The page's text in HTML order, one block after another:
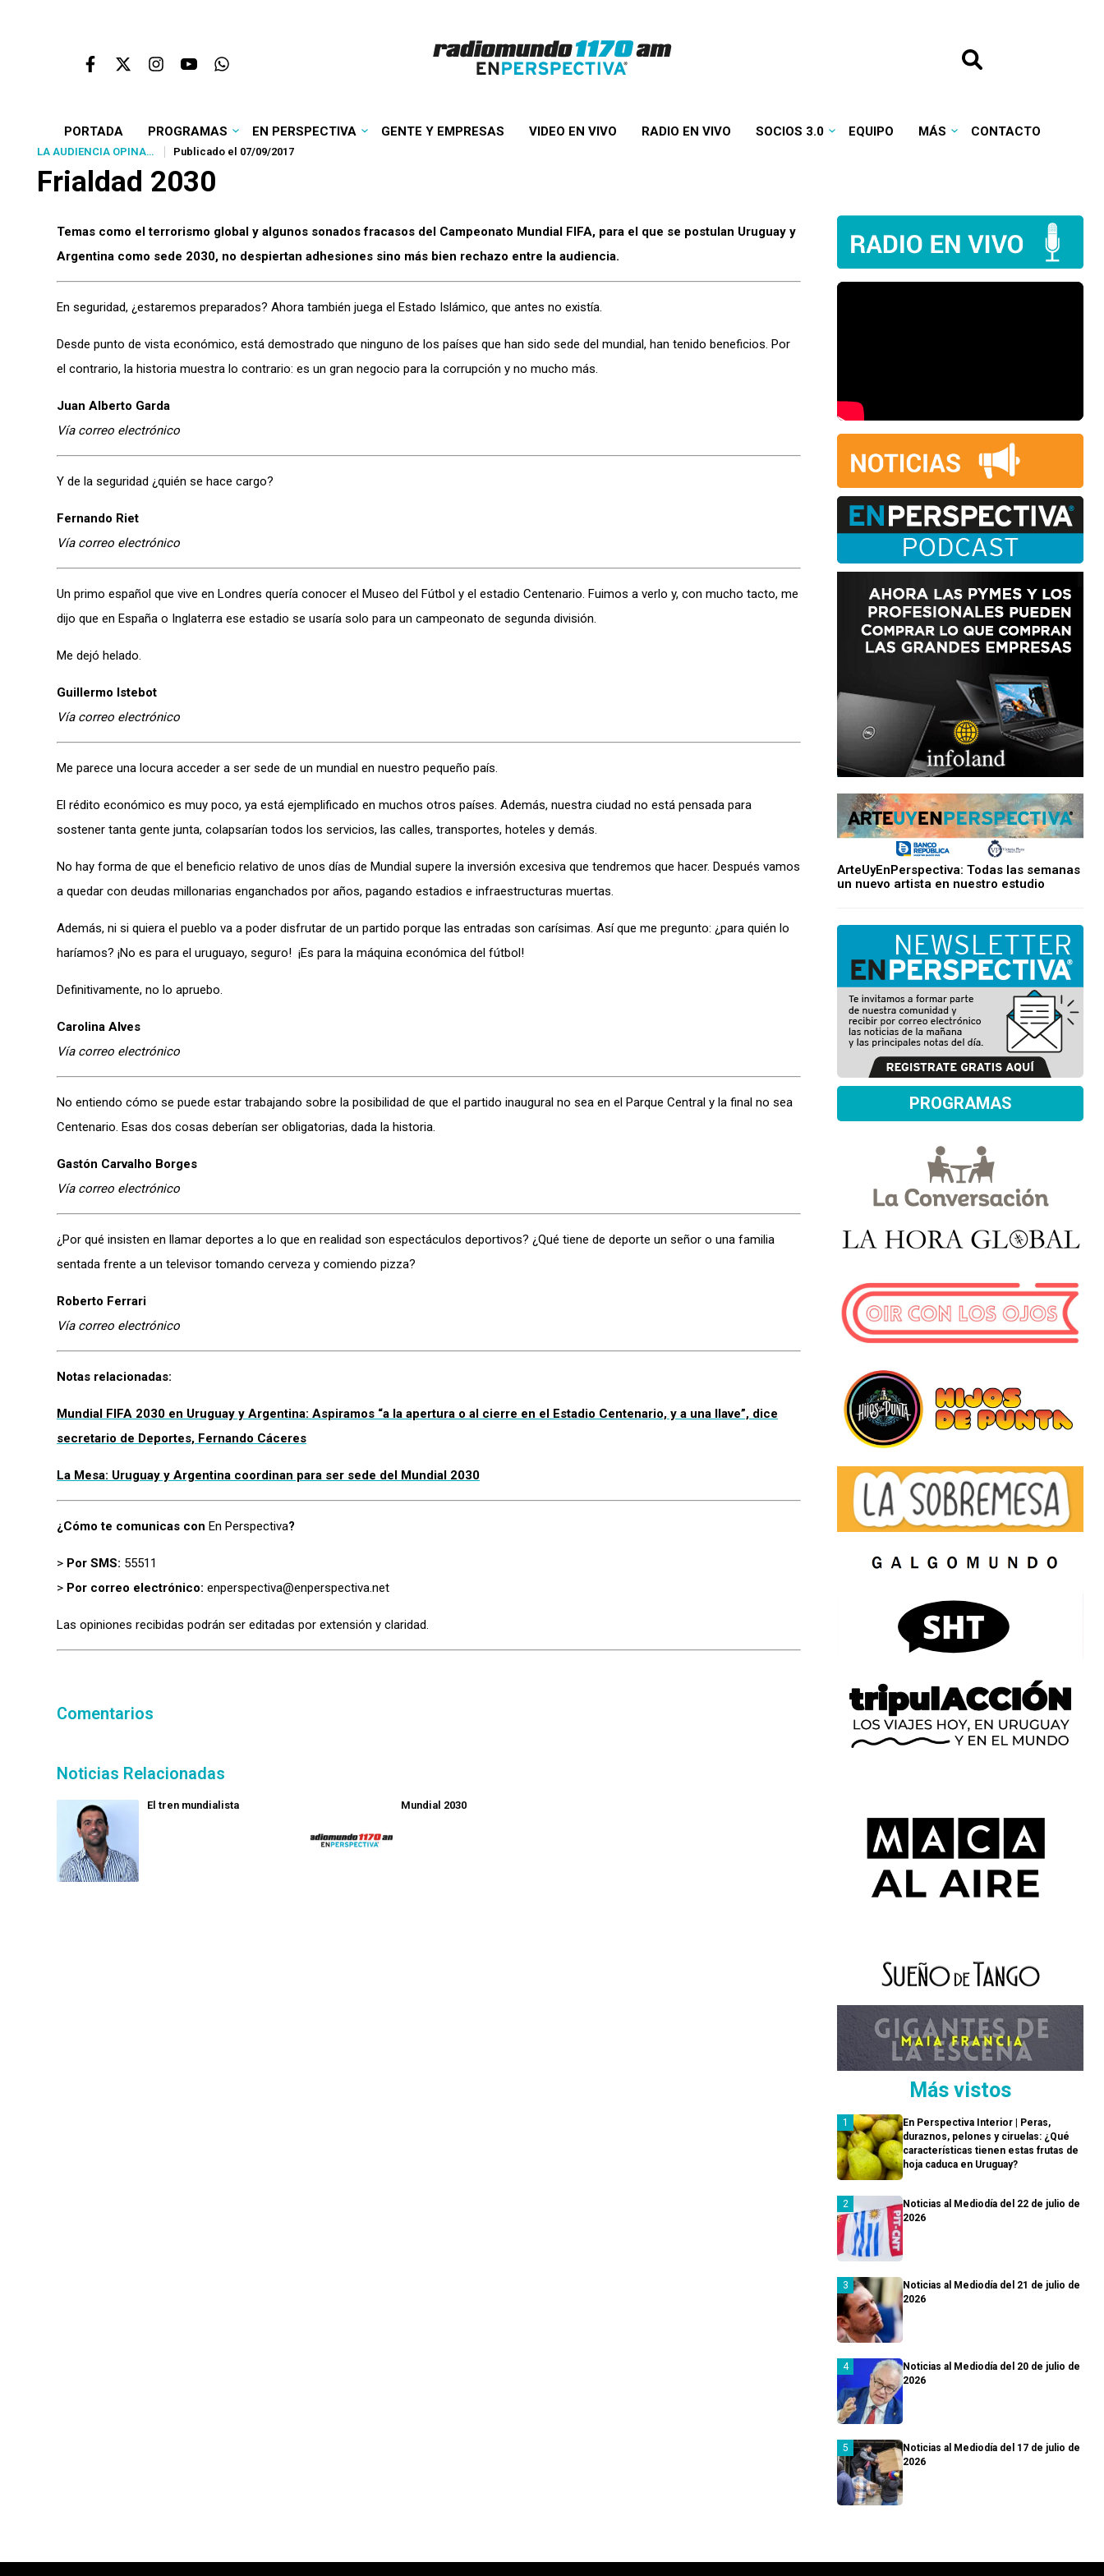
PORTADA PROGRAMAS EN PERSPECTIVA GENTE Y EMPRESAS VIDEO EN VIVO RADIO EN VIVO SOCIOS 3.0 EQUIPO MÁS CONTACTO
LA AUDIENCIA OPINA… Publicado el 07/09/2017
Frialdad 2030
Temas como el terrorismo global y algunos sonados fracasos del Campeonato Mundial FIFA, para el que se postulan Uruguay y
Argentina como sede 2030, no despiertan adhesiones sino más bien rechazo entre la audiencia.
En seguridad, ¿estaremos preparados? Ahora también juega el Estado Islámico, que antes no existía.
Desde punto de vista económico, está demostrado que ninguno de los países que han sido sede del mundial, han tenido beneficios. Por
el contrario, la historia muestra lo contrario: es un gran negocio para la corrupción y no mucho más.
Juan Alberto Garda
Vía correo electrónico
Y de la seguridad ¿quién se hace cargo?
Fernando Riet
Vía correo electrónico
Un primo español que vive en Londres quería conocer el Museo del Fútbol y el estadio Centenario. Fuimos a verlo y, con mucho tacto, me
dijo que en España o Inglaterra ese estadio se usaría solo para un campeonato de segunda división.
Me dejó helado.
Guillermo Istebot
Vía correo electrónico
Me parece una locura acceder a ser sede de un mundial en nuestro pequeño país.
El rédito económico es muy poco, ya está ejemplificado en muchos otros países. Además, nuestra ciudad no está pensada para
sostener tanta gente junta, colapsarían todos los servicios, las calles, transportes, hoteles y demás.
No hay forma de que el beneficio relativo de unos días de Mundial supere la inversión excesiva que tendremos que hacer. Después vamos
a quedar con deudas millonarias enganchados por años, pagando estadios e infraestructuras muertas.
Además, ni si quiera el pueblo va a poder disfrutar de un partido porque las entradas son carísimas. Así que me pregunto: ¿para quién lo
haríamos? ¡No es para el uruguayo, seguro! ¡Es para la máquina económica del fútbol!
Definitivamente, no lo apruebo.
Carolina Alves
Vía correo electrónico
No entiendo cómo se puede estar trabajando sobre la posibilidad de que el partido inaugural no sea en el Parque Central y la final no sea
Centenario. Esas dos cosas deberían ser obligatorias, dada la historia.
Gastón Carvalho Borges
Vía correo electrónico
¿Por qué insisten en llamar deportes a lo que en realidad son espectáculos deportivos? ¿Qué tiene de deporte un señor o una familia
sentada frente a un televisor tomando cerveza y comiendo pizza?
Roberto Ferrari
Vía correo electrónico
Notas relacionadas:
Mundial FIFA 2030 en Uruguay y Argentina: Aspiramos “a la apertura o al cierre en el Estadio Centenario, y a una llave”, dice
secretario de Deportes, Fernando Cáceres
La Mesa: Uruguay y Argentina coordinan para ser sede del Mundial 2030
¿Cómo te comunicas con En Perspectiva?
> Por SMS: 55511
> Por correo electrónico: enperspectiva@enperspectiva.net
Las opiniones recibidas podrán ser editadas por extensión y claridad.
Comentarios
Noticias Relacionadas
El tren mundialista Mundial 2030
ArteUyEnPerspectiva: Todas las semanas
un nuevo artista en nuestro estudio
PROGRAMAS
Más vistos
En Perspectiva Interior | Peras,
duraznos, pelones y ciruelas: ¿Qué
características tienen estas frutas de
hoja caduca en Uruguay?
Noticias al Mediodía del 22 de julio de
2026
Noticias al Mediodía del 21 de julio de
2026
Noticias al Mediodía del 20 de julio de
2026
Noticias al Mediodía del 17 de julio de
2026